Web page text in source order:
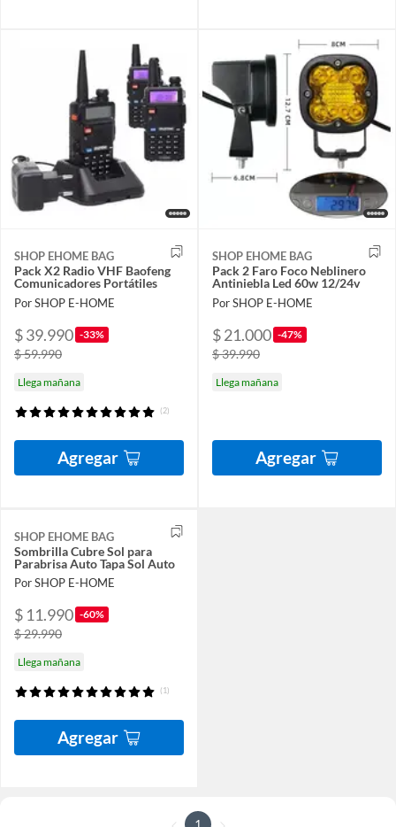
SHOP EHOME BAG
Pack X2 Radio VHF Baofeng
Comunicadores Portátiles
Por SHOP E-HOME
$ 39.990 -33%
$ 59.990
Llega mañana
(2)
Agregar
SHOP EHOME BAG
Pack 2 Faro Foco Neblinero
Antiniebla Led 60w 12/24v
Por SHOP E-HOME
$ 21.000 -47%
$ 39.990
Llega mañana
Agregar
SHOP EHOME BAG
Sombrilla Cubre Sol para
Parabrisa Auto Tapa Sol Auto
Por SHOP E-HOME
$ 11.990 -60%
$ 29.990
Llega mañana
(1)
Agregar